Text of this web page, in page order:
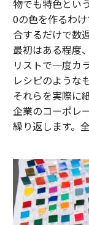
物でも特色とい
0の色を作るわ
合するだけで数
最初はある程度
リストで一度カ
レシピのような
それらを実際に
企業のコーポレ
繰り返します。